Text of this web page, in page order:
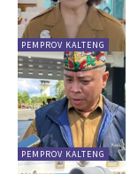
PEMPROV KALTENG
PEMPROV KALTENG